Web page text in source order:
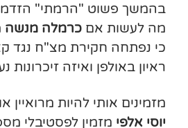
בהמשך פשוט "הרמתי"
מה לעשות אם כרמלה מנשה
כי נפתחה חקירת מצ"ח נגד
ראיון באולפן ואיזה
מזמינים אותי להיות מרואיין
יוסי אלפי מזמין לפסטיבלי